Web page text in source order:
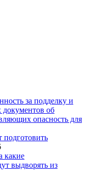
за подделку и
об
опасность для
подготовить
какие
выдворять из